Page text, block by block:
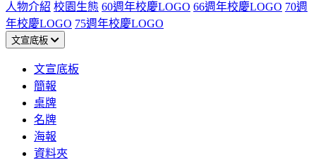
人物介紹 校園生態 60週年校慶LOGO 66週年校慶LOGO 70週
年校慶LOGO 75週年校慶LOGO
文宣底板
文宣底板
簡報
桌牌
名牌
海報
資料夾